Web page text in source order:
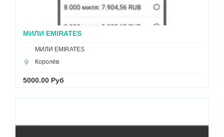
МИЛИ EMIRATES
МИЛИ EMIRATES
Королёв
5000.00 Руб